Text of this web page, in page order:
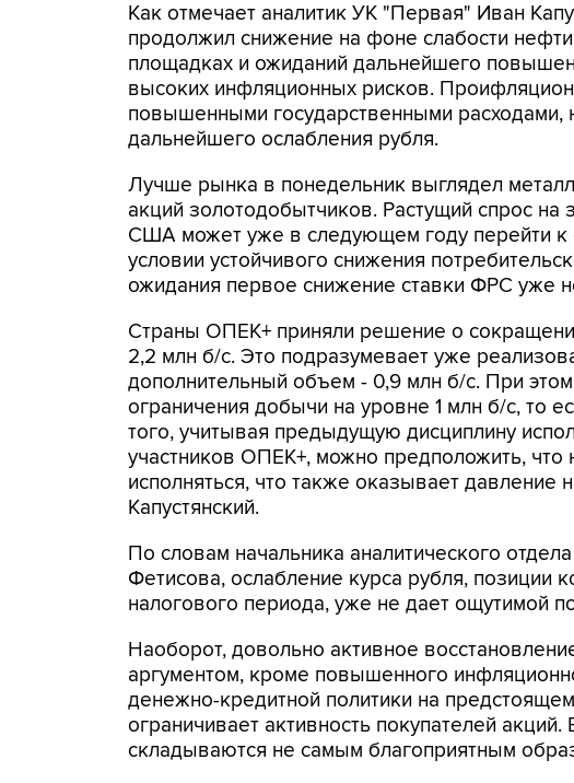
Как отмечает аналитик УК "Первая" Иван
продолжил снижение на фоне слабости
площадках и ожиданий дальнейшего
высоких инфляционных рисков.
повышенными государственными
дальнейшего ослабления рубля.
Лучше рынка в понедельник выглядел
акций золотодобытчиков. Растущий спрос
США может уже в следующем году перейти к
условии устойчивого снижения
ожидания первое снижение ставки ФРС уже
Страны ОПЕК+ приняли решение о
2,2 млн б/с. Это подразумевает уже
дополнительный объем - 0,9 млн б/с. При
ограничения добычи на уровне 1 млн б/с, то
того, учитывая предыдущую дисциплину
участников ОПЕК+, можно предположить, что
исполняться, что также оказывает давление
Капустянский.
По словам начальника аналитического
Фетисова, ослабление курса рубля, позиции
налогового периода, уже не дает ощутимой
Наоборот, довольно активное
аргументом, кроме повышенного
денежно-кредитной политики на
ограничивает активность покупателей
складываются не самым благоприятным